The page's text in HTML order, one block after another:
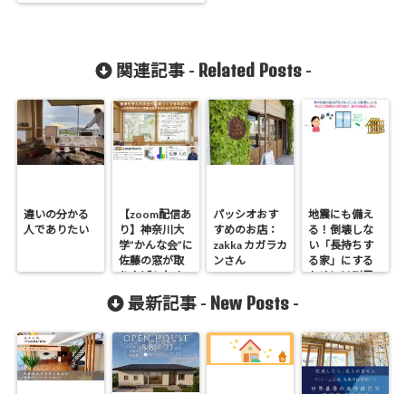
関連記事 - Related Posts-
違いの分かる
人でありたい
【zoom配信あ
り】神奈川大
学”かんな会”に
佐藤の窓が取
り上げられま
パッシオおす
すめのお店：
zakka カガラカ
ンさん
地震にも備え
る！倒壊しな
い「長持ちす
る家」にする
ためには耐震
最新記事 - New Posts -